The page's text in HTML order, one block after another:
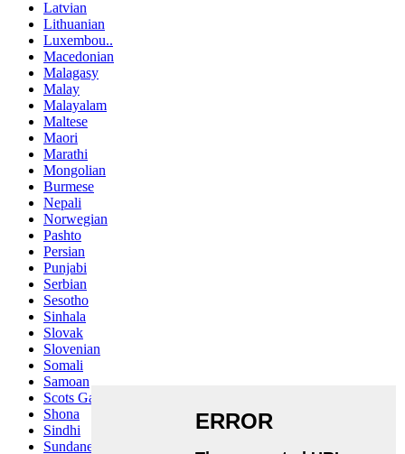
Latvian
Lithuanian
Luxembou..
Macedonian
Malagasy
Malay
Malayalam
Maltese
Maori
Marathi
Mongolian
Burmese
Nepali
Norwegian
Pashto
Persian
Punjabi
Serbian
Sesotho
Sinhala
Slovak
Slovenian
Somali
Samoan
Scots Gaelic
Shona
Sindhi
Sundanese